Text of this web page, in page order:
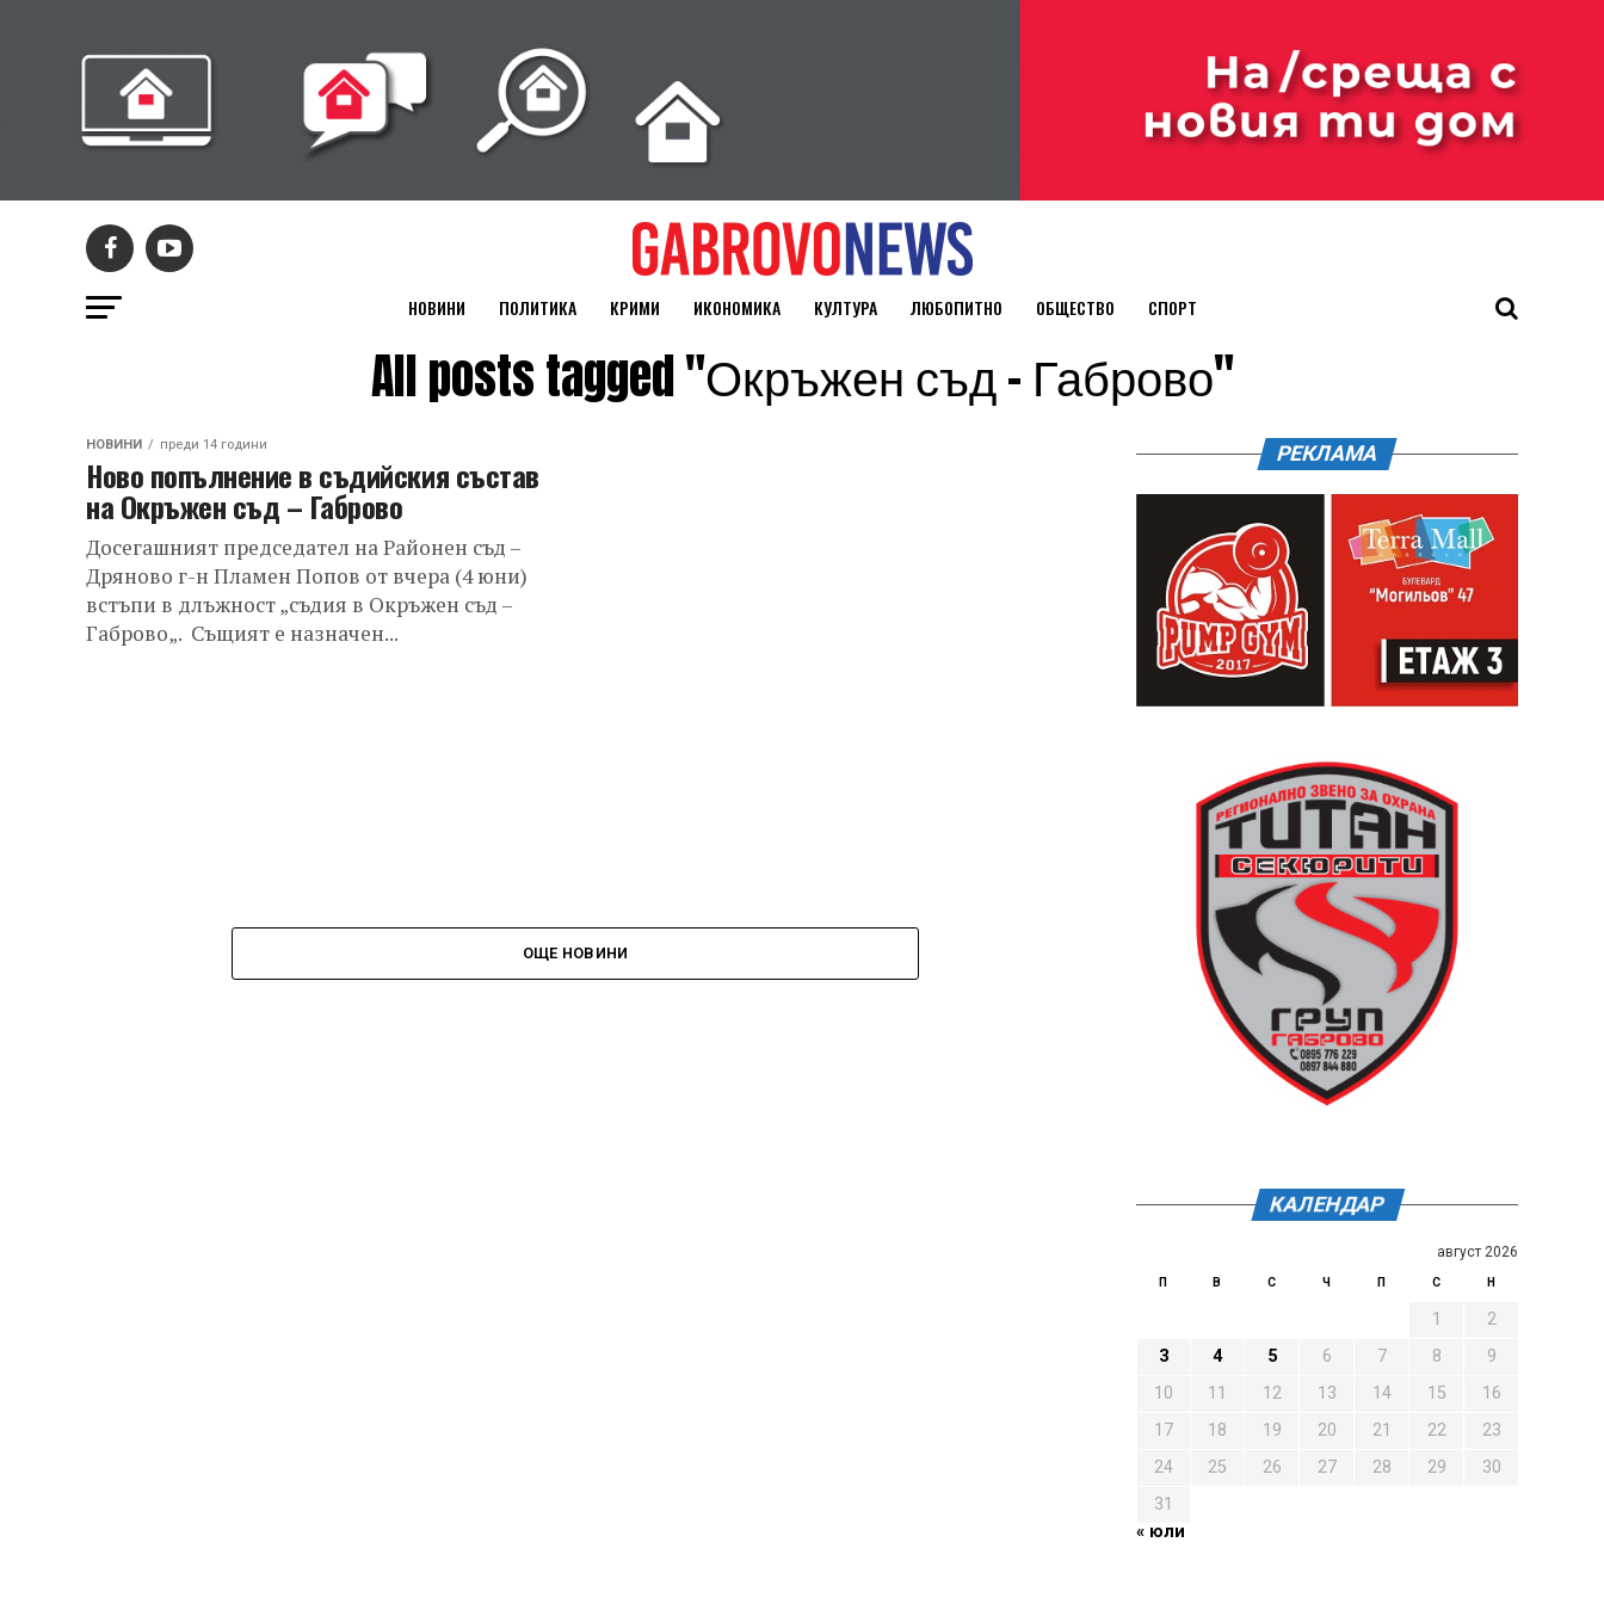
НОВИНИ ПОЛИТИКА КРИМИ ИКОНОМИКА КУЛТУРА ЛЮБОПИТНО ОБЩЕСТВО СПОРТ
All posts tagged "Окръжен съд – Габрово"
НОВИНИ преди 14 години
Ново попълнение в съдийския състав
на Окръжен съд – Габрово
Досегашният председател на Районен съд –
Дряново г-н Пламен Попов от вчера (4 юни)
встъпи в длъжност „съдия в Окръжен съд –
Габрово„. Същият е назначен...
ОЩЕ НОВИНИ
РЕКЛАМА
КАЛЕНДАР
август 2026
П В С Ч П С Н
1
2
3
4 5 6 7 8
9
10
11 12 13 14 15
16
17
18 19 20 21 22
23
24
25 26 27 28 29
30
31
« юли